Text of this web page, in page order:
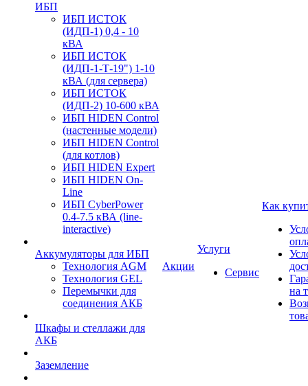
ИБП
ИБП ИСТОК
(ИДП-1) 0,4 - 10
кВА
ИБП ИСТОК
(ИДП-1-Т-19") 1-10
кВА (для сервера)
ИБП ИСТОК
(ИДП-2) 10-600 кВА
ИБП HIDEN Control
(настенные модели)
ИБП HIDEN Control
(для котлов)
ИБП HIDEN Expert
ИБП HIDEN On-
Line
ИБП CyberPower
0.4-7.5 кВА (line-
interactive)
Аккумуляторы для ИБП
Технология AGM
Технология GEL
Перемычки для
соединения АКБ
Шкафы и стеллажи для
АКБ
Заземление
Акции
Услуги
Сервис
Как
на